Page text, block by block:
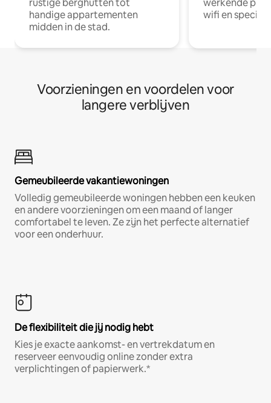
rustige berghutten tot
handige appartementen
midden in de stad.
werkende
wifi en
Voorzieningen en voordelen voor
langere verblijven
Gemeubileerde vakantiewoningen
Volledig gemeubileerde woningen hebben een keuken
en andere voorzieningen om een maand of langer
comfortabel te leven. Ze zijn het perfecte alternatief
voor een onderhuur.
De flexibiliteit die jij nodig hebt
Kies je exacte aankomst- en vertrekdatum en
reserveer eenvoudig online zonder extra
verplichtingen of papierwerk.*